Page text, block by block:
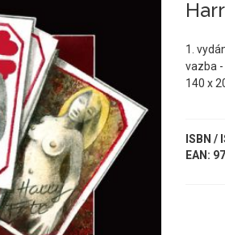
1.
vazba
140 x
ISBN /
EAN: